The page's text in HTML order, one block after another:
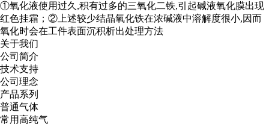
①氧化液使用过久,积有过多的三氧化二铁,引起碱液氧化膜出现
红色挂霜；②上述较少结晶氧化铁在浓碱液中溶解度很小,因而
氧化时会在工件表面沉积析出处理方法
关于我们
公司简介
技术支持
公司理念
产品系列
普通气体
常用高纯气